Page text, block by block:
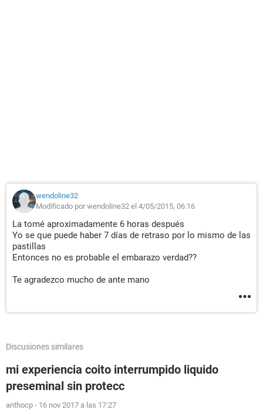
wendoline32
Modificado por wendoline32 el 4/05/2015, 06:16
La tomé aproximadamente 6 horas después
Yo se que puede haber 7 días de retraso por lo mismo de las
pastillas
Entonces no es probable el embarazo verdad??
Te agradezco mucho de ante mano
Discusiones similares
mi experiencia coito interrumpido liquido
preseminal sin protecc
anthocp - 16 nov 2017 a las 17:27